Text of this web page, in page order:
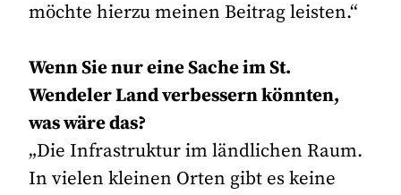
möchte hierzu meinen Beitrag leisten.“
Wenn Sie nur eine Sache im St.
Wendeler Land verbessern könnten,
was wäre das?
„Die Infrastruktur im ländlichen Raum.
In vielen kleinen Orten gibt es keine